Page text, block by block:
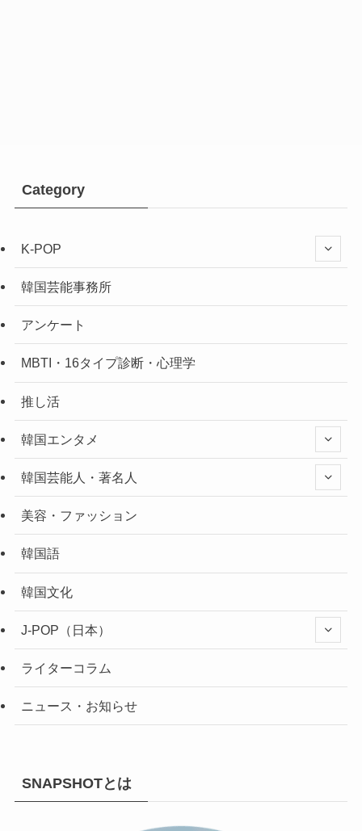
Category
K-POP
韓国芸能事務所
アンケート
MBTI・16タイプ診断・心理学
推し活
韓国エンタメ
韓国芸能人・著名人
美容・ファッション
韓国語
韓国文化
J-POP（日本）
ライターコラム
ニュース・お知らせ
SNAPSHOTとは